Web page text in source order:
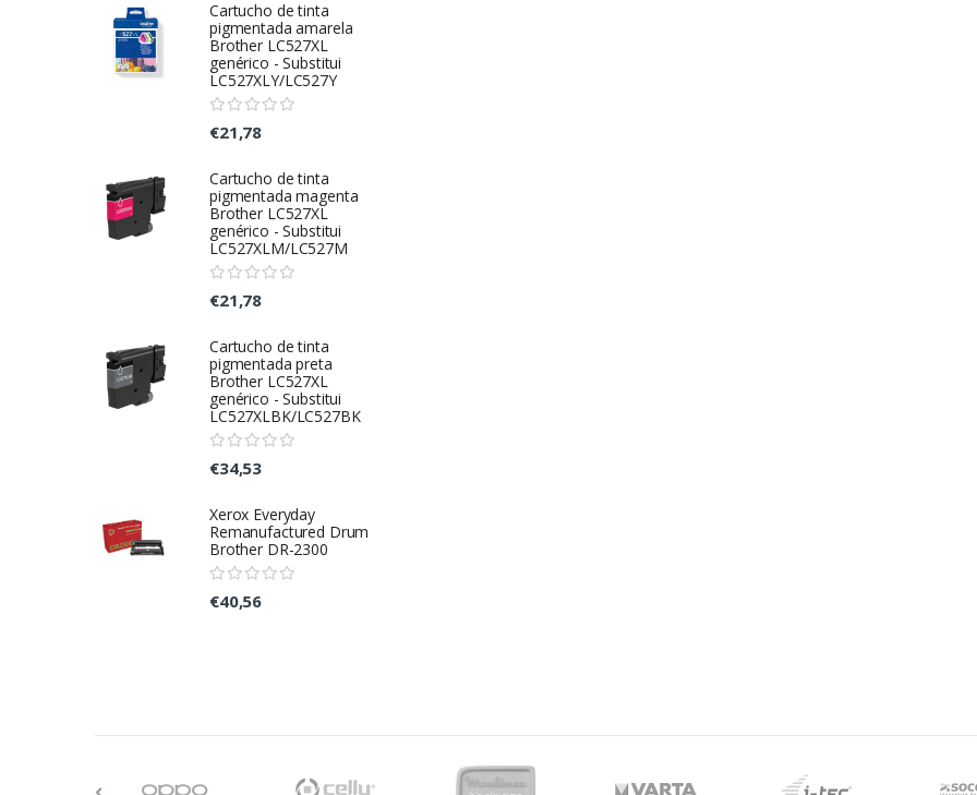
Cartucho de tinta
pigmentada amarela
Brother LC527XL
genérico - Substitui
LC527XLY/LC527Y
€21,78
Cartucho de tinta
pigmentada magenta
Brother LC527XL
genérico - Substitui
LC527XLM/LC527M
€21,78
Cartucho de tinta
pigmentada preta
Brother LC527XL
genérico - Substitui
LC527XLBK/LC527BK
€34,53
Xerox Everyday
Remanufactured Drum
Brother DR-2300
€40,56